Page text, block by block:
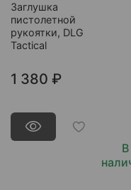
Заглушка
пистолетной
рукоятки, DLG
Tactical
В
1 380 ₽